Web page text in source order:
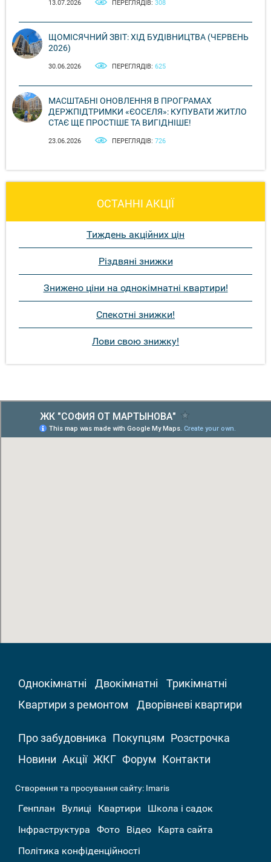
13.07.2026 ПЕРЕГЛЯДІВ: 308
ЩОМІСЯЧНИЙ ЗВІТ: ХІД БУДІВНИЦТВА (ЧЕРВЕНЬ
2026)
30.06.2026 ПЕРЕГЛЯДІВ: 625
МАСШТАБНІ ОНОВЛЕННЯ В ПРОГРАМАХ
ДЕРЖПІДТРИМКИ «ЄОСЕЛЯ»: КУПУВАТИ ЖИТЛО
СТАЄ ЩЕ ПРОСТІШЕ ТА ВИГІДНІШЕ!
23.06.2026 ПЕРЕГЛЯДІВ: 726
ОСТАННІ АКЦІЇ
Тиждень акційних цін
Різдвяні знижки
Знижено ціни на однокімнатні квартири!
Спекотні знижки!
Лови свою знижку!
Однокімнатні Двокімнатні
Трикімнатні
Квартири з ремонтом
Дворівневі квартири
Про забудовника Покупцям Розстрочка
Новини Акції ЖКГ Форум Контакти
Створення та просування сайту: Imaris
Генплан Вулиці Квартири
Школа і садок
Інфраструктура
Фото Відео
Карта сайта
Політика конфіденційності